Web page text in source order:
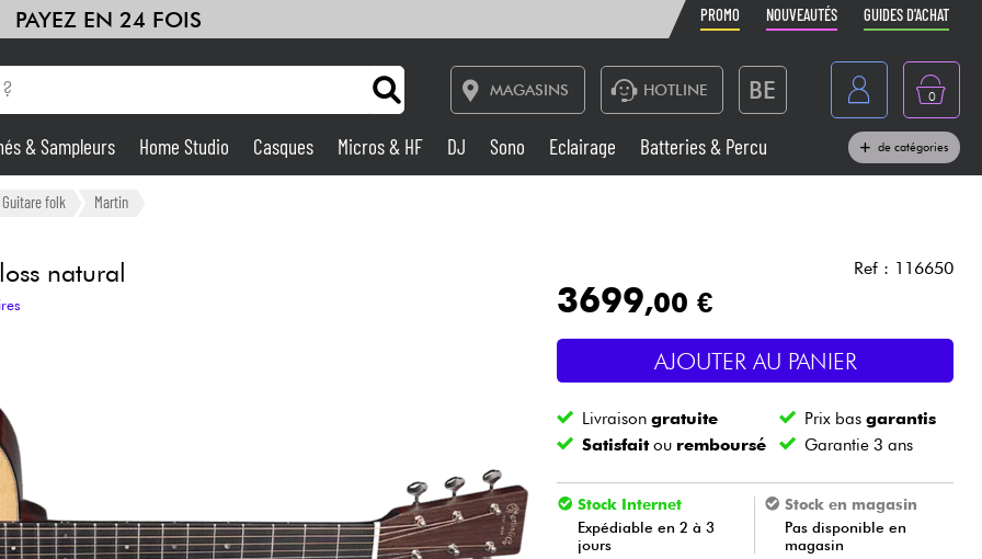
PAYEZ EN 24 FOIS PROMO NOUVEAUTÉS GUIDES D'ACHAT
MAGASINS HOTLINE BE
België
Nederland
0
Amplis & Effets
Home Studio
Sono
Vents
Câbles & Access.
Voir nos marques
& Sampleurs Home Studio Casques Micros & HF DJ Sono Eclairage
Batteries & Percu
de catégories
Guitare folk Martin
natural Ref : 116650
3699,00 €
AJOUTER AU PANIER
Livraisongratuite Prix bas garantis
Satisfaitou remboursé Garantie 3 ans
Stock Internet
Expédiable en 2 à 3
jours
Stock en magasin
Pas disponible en
magasin